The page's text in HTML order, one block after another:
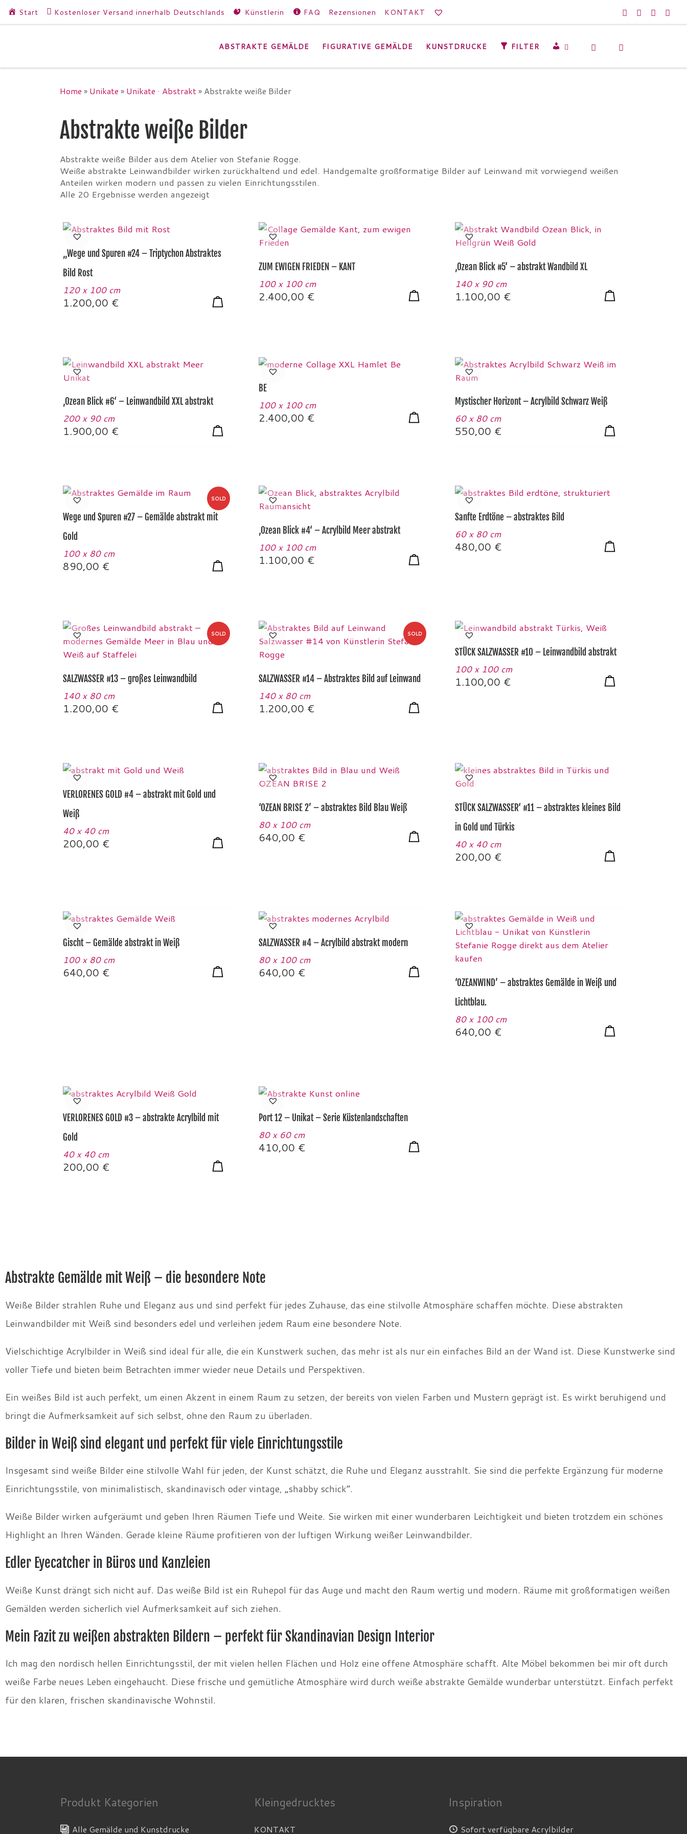
Zum Inhalt springen
Start Kostenloser Versand innerhalb Deutschlands Künstlerin FAQ Rezensionen KONTAKT
ABSTRAKTE GEMÄLDE FIGURATIVE GEMÄLDE KUNSTDRUCKE FILTER
M
I
Search
Home » Unikate » Unikate · Abstrakt» Abstrakte weiße Bilder
Abstrakte weiße Bilder
Abstrakte weiße Bilder aus dem Atelier von Stefanie Rogge.
Weiße abstrakte Leinwandbilder wirken zurückhaltend und edel. Handgemalte großformatige Bilder auf Leinwand mit vorwiegend weißen
Anteilen wirken modern und passen zu vielen Einrichtungsstilen.
Alle 20 Ergebnisse werden angezeigt
„Wege und Spuren #24 – Triptychon Abstraktes
Bild Rost
120 x 100 cm
1.200,00 €
ZUM EWIGEN FRIEDEN – KANT
100 x 100 cm
2.400,00 €
‚Ozean Blick #5‘ – abstrakt Wandbild XL
140 x 90 cm
1.100,00 €
‚Ozean Blick #6‘ – Leinwandbild XXL abstrakt
200 x 90 cm
1.900,00 €
BE
100 x 100 cm
2.400,00 €
Mystischer Horizont – Acrylbild Schwarz Weiß
60 x 80 cm
550,00 €
SOLD
Wege und Spuren #27 – Gemälde abstrakt mit
Gold
100 x 80 cm
890,00 €
‚Ozean Blick #4‘ – Acrylbild Meer abstrakt
100 x 100 cm
1.100,00 €
Sanfte Erdtöne – abstraktes Bild
60 x 80 cm
480,00 €
SOLD
SALZWASSER #13 – großes Leinwandbild
140 x 80 cm
1.200,00 €
SOLD
SALZWASSER #14 – Abstraktes Bild auf Leinwand
140 x 80 cm
1.200,00 €
STÜCK SALZWASSER #10 – Leinwandbild abstrakt
100 x 100 cm
1.100,00 €
VERLORENES GOLD #4 – abstrakt mit Gold und
Weiß
40 x 40 cm
200,00 €
‘OZEAN BRISE 2’ – abstraktes Bild Blau Weiß
80 x 100 cm
640,00 €
STÜCK SALZWASSER‘ #11 – abstraktes kleines Bild
in Gold und Türkis
40 x 40 cm
200,00 €
Gischt – Gemälde abstrakt in Weiß
100 x 80 cm
640,00 €
SALZWASSER #4 – Acrylbild abstrakt modern
80 x 100 cm
640,00 €
‘OZEANWIND’ – abstraktes Gemälde in Weiß und
Lichtblau.
80 x 100 cm
640,00 €
VERLORENES GOLD #3 – abstrakte Acrylbild mit
Gold
40 x 40 cm
200,00 €
Port 12 – Unikat – Serie Küstenlandschaften
80 x 60 cm
410,00 €
Abstrakte Gemälde mit Weiß – die besondere Note
Weiße Bilder strahlen Ruhe und Eleganz aus und sind perfekt für jedes Zuhause, das eine stilvolle Atmosphäre schaffen möchte. Diese abstrakten
Leinwandbilder mit Weiß sind besonders edel und verleihen jedem Raum eine besondere Note.
Vielschichtige Acrylbilder in Weiß sind ideal für alle, die ein Kunstwerk suchen, das mehr ist als nur ein einfaches Bild an der Wand ist. Diese Kunstwerke sind
voller Tiefe und bieten beim Betrachten immer wieder neue Details und Perspektiven.
Ein weißes Bild ist auch perfekt, um einen Akzent in einem Raum zu setzen, der bereits von vielen Farben und Mustern geprägt ist. Es wirkt beruhigend und
bringt die Aufmerksamkeit auf sich selbst, ohne den Raum zu überladen.
Bilder in Weiß sind elegant und perfekt für viele Einrichtungsstile
Insgesamt sind weiße Bilder eine stilvolle Wahl für jeden, der Kunst schätzt, die Ruhe und Eleganz ausstrahlt. Sie sind die perfekte Ergänzung für moderne
Einrichtungsstile, von minimalistisch, skandinavisch oder vintage, „shabby schick“.
Weiße Bilder wirken aufgeräumt und geben Ihren Räumen Tiefe und Weite. Sie wirken mit einer wunderbaren Leichtigkeit und bieten trotzdem ein schönes
Highlight an Ihren Wänden. Gerade kleine Räume profitieren von der luftigen Wirkung weißer Leinwandbilder.
Edler Eyecatcher in Büros und Kanzleien
Weiße Kunst drängt sich nicht auf. Das weiße Bild ist ein Ruhepol für das Auge und macht den Raum wertig und modern. Räume mit großformatigen weißen
Gemälden werden sicherlich viel Aufmerksamkeit auf sich ziehen.
Mein Fazit zu weißen abstrakten Bildern – perfekt für Skandinavian Design Interior
Ich mag den nordisch hellen Einrichtungsstil, der mit vielen hellen Flächen und Holz eine offene Atmosphäre schafft. Alte Möbel bekommen bei mir oft durch
weiße Farbe neues Leben eingehaucht. Diese frische und gemütliche Atmosphäre wird durch weiße abstrakte Gemälde wunderbar unterstützt. Einfach perfekt
für den klaren, frischen skandinavische Wohnstil.
Produkt Kategorien
Alle Gemälde und Kunstdrucke
Kleingedrucktes
KONTAKT
Inspiration
Sofort verfügbare Acrylbilder